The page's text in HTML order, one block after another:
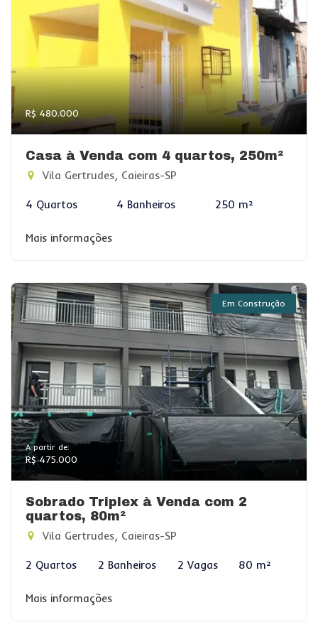
R$ 480.000
Casa à Venda com 4 quartos, 250m²
Vila Gertrudes, Caieiras-SP
4 Quartos 4 Banheiros 250 m²
Mais informações
Em Construção
A partir de:
R$ 475.000
Sobrado Triplex à Venda com 2
quartos, 80m²
Vila Gertrudes, Caieiras-SP
2 Quartos 2 Banheiros 2 Vagas 80 m²
Mais informações